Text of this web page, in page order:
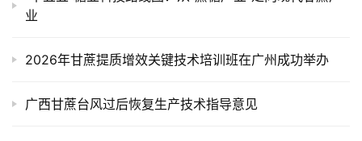
业
2026年甘蔗提质增效关键技术培训班在广州成功举办
广西甘蔗台风过后恢复生产技术指导意见